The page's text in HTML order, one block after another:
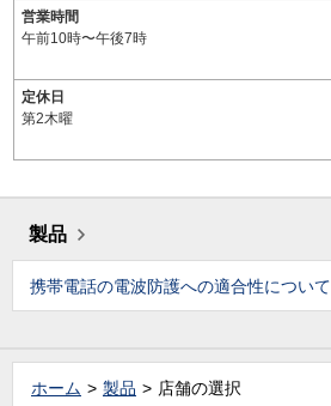
営業時間
午前10時〜午後7時
定休日
第2木曜
製品
携帯電話の電波防護への適合性について
ホーム 製品 店舗の選択